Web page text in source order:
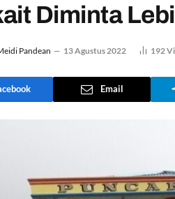
Diminta
Pandean 13 Agustus 2022 192
Email